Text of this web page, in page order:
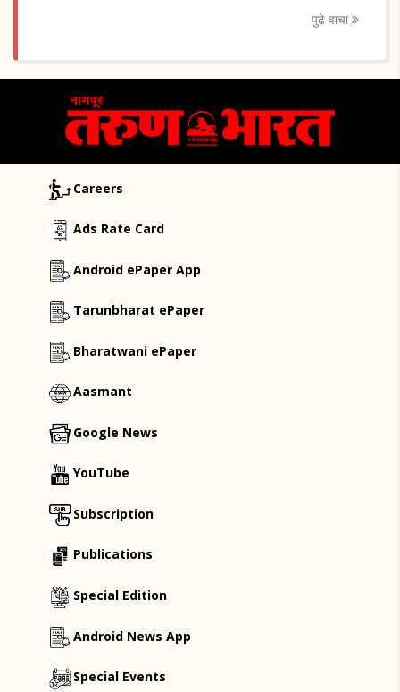
पुढे वाचा
Careers
Ads Rate Card
Android ePaper App
Tarunbharat ePaper
Bharatwani ePaper
Aasmant
Google News
YouTube
Subscription
Publications
Special Edition
Android News App
Special Events